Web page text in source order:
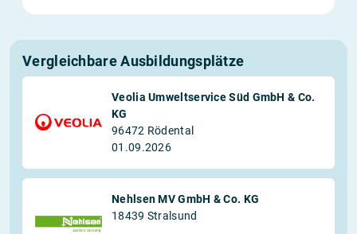
Vergleichbare Ausbildungsplätze
Veolia Umweltservice Süd GmbH & Co.
KG
96472 Rödental
01.09.2026
Nehlsen MV GmbH & Co. KG
18439 Stralsund